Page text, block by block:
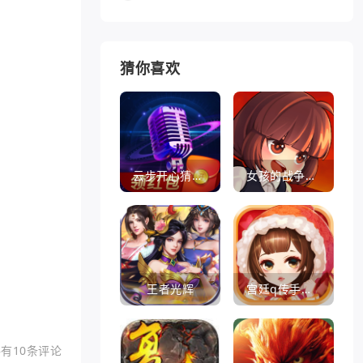
10条评论
猜你喜欢
云步开心猜歌名 女孩的战争手机版(暂未上线)
王者光辉 宫廷q传手游百度版